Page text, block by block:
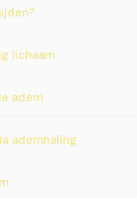
lichaam
adem
ademhaling